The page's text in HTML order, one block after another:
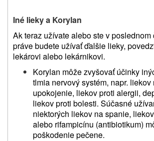
Iné lieky a Korylan
Ak teraz užívate alebo ste v
práve budete užívať ďalšie lieky,
lekárovi alebo lekárnikovi.
Korylan môže zvyšovať účinky
tlmia nervový systém, napr. liekov
upokojenie, liekov proti alergii,
liekov proti bolesti. Súčasné
niektorých liekov na spanie,
alebo rifampicínu (antibiotikum)
poškodenie pečene.